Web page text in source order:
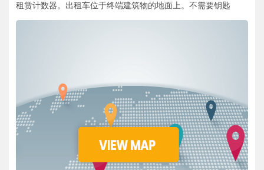
租赁计数器。出租车位于终端建筑物的地面上。不需要钥匙